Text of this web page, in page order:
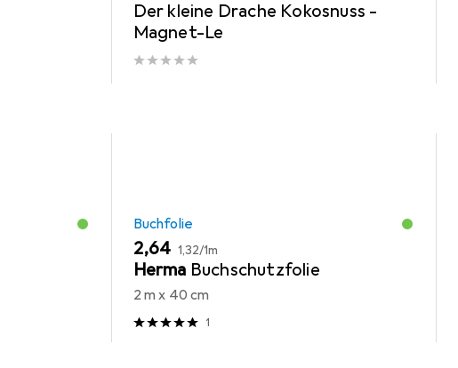
Der kleine Drache Kokosnuss -
Magnet-Le
Buchfolie
EUR
2,64 EUR
1,32/1m
Herma Buchschutzfolie
2 m x 40 cm
1